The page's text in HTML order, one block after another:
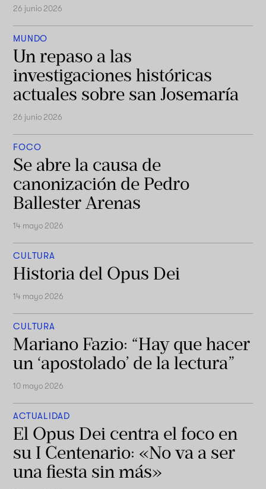
26 junio 2026
MUNDO
Un repaso a las
investigaciones históricas
actuales sobre san Josemaría
26 junio 2026
FOCO
Se abre la causa de
canonización de Pedro
Ballester Arenas
14 mayo 2026
CULTURA
Historia del Opus Dei
14 mayo 2026
CULTURA
Mariano Fazio: “Hay que hacer
un ‘apostolado’ de la lectura”
10 mayo 2026
ACTUALIDAD
El Opus Dei centra el foco en
su I Centenario: «No va a ser
una fiesta sin más»